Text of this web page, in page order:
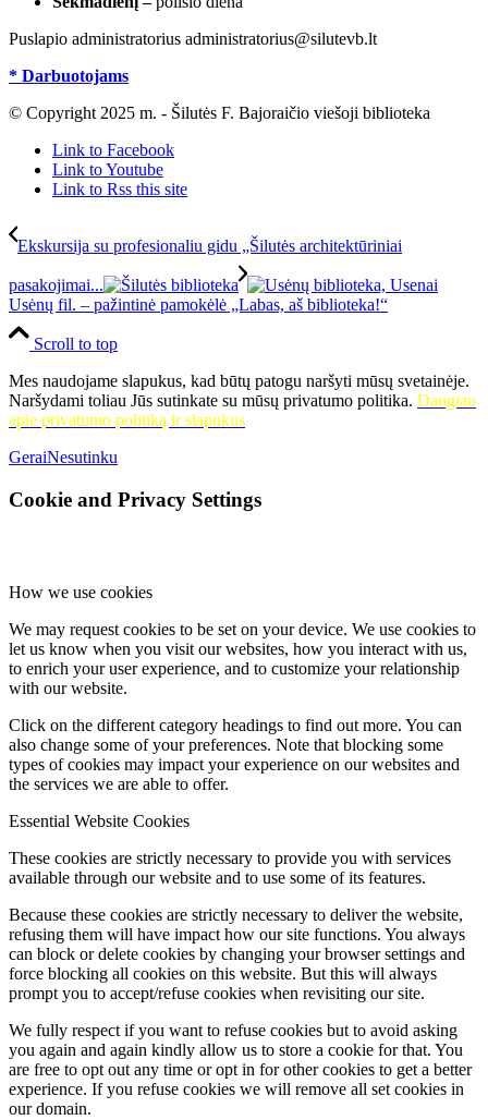
Puslapio administratorius administratorius@silutevb.lt
* Darbuotojams
© Copyright 2025 m. - Šilutės F. Bajoraičio viešoji biblioteka
Link to Facebook
Link to Youtube
Link to Rss this site
Ekskursija su profesionaliu gidu „Šilutės architektūriniai
pasakojimai...
Usėnų fil. – pažintinė pamokėlė „Labas, aš biblioteka!“
Scroll to top
Mes naudojame slapukus, kad būtų patogu naršyti mūsų svetainėje.
Naršydami toliau Jūs sutinkate su mūsų privatumo politika. Daugiau
apie privatumo politiką ir slapukus
GeraiNesutinku
Cookie and Privacy Settings
How we use cookies
We may request cookies to be set on your device. We use cookies to
let us know when you visit our websites, how you interact with us,
to enrich your user experience, and to customize your relationship
with our website.
Click on the different category headings to find out more. You can
also change some of your preferences. Note that blocking some
types of cookies may impact your experience on our websites and
the services we are able to offer.
Essential Website Cookies
These cookies are strictly necessary to provide you with services
available through our website and to use some of its features.
Because these cookies are strictly necessary to deliver the website,
refusing them will have impact how our site functions. You always
can block or delete cookies by changing your browser settings and
force blocking all cookies on this website. But this will always
prompt you to accept/refuse cookies when revisiting our site.
We fully respect if you want to refuse cookies but to avoid asking
you again and again kindly allow us to store a cookie for that. You
are free to opt out any time or opt in for other cookies to get a better
experience. If you refuse cookies we will remove all set cookies in
our domain.